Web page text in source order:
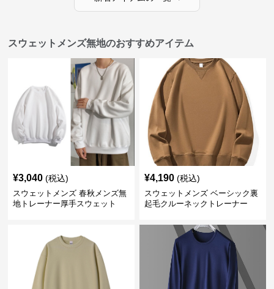
スウェットメンズ無地のおすすめアイテム
¥3,040 (税込)
スウェットメンズ 春秋メンズ無
地トレーナー厚手スウェット
¥4,190 (税込)
スウェットメンズ ベーシック裏
起毛クルーネックトレーナー